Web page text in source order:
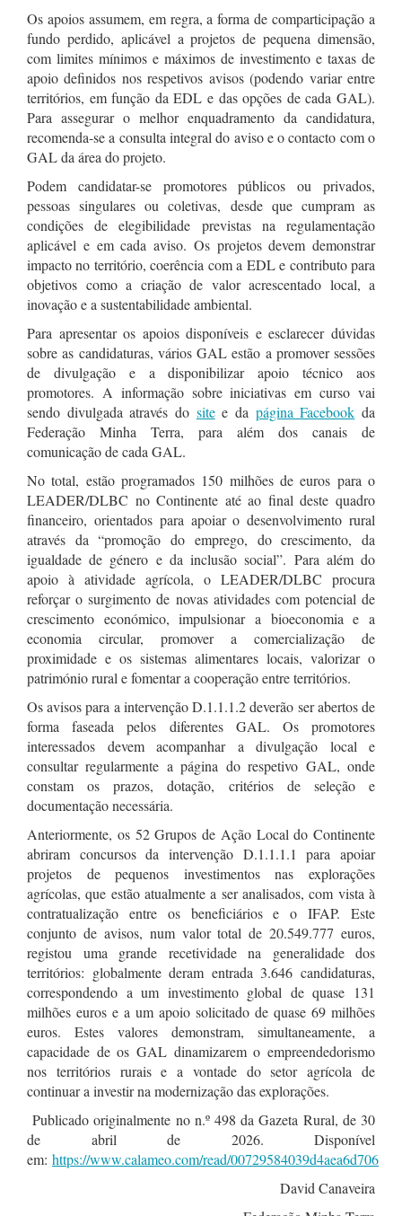
Os apoios assumem, em regra, a forma de comparticipação a
fundo perdido, aplicável a projetos de pequena dimensão,
com limites mínimos e máximos de investimento e taxas de
apoio definidos nos respetivos avisos (podendo variar entre
territórios, em função da EDL e das opções de cada GAL).
Para assegurar o melhor enquadramento da candidatura,
recomenda-se a consulta integral do aviso e o contacto com o
GAL da área do projeto.
Podem candidatar-se promotores públicos ou privados,
pessoas singulares ou coletivas, desde que cumpram as
condições de elegibilidade previstas na regulamentação
aplicável e em cada aviso. Os projetos devem demonstrar
impacto no território, coerência com a EDL e contributo para
objetivos como a criação de valor acrescentado local, a
inovação e a sustentabilidade ambiental.
Para apresentar os apoios disponíveis e esclarecer dúvidas
sobre as candidaturas, vários GAL estão a promover sessões
de divulgação e a disponibilizar apoio técnico aos
promotores. A informação sobre iniciativas em curso vai
sendo divulgada através do sitee da página Facebook da
Federação Minha Terra, para além dos canais de
comunicação de cada GAL.
No total, estão programados 150 milhões de euros para o
LEADER/DLBC no Continente até ao final deste quadro
financeiro, orientados para apoiar o desenvolvimento rural
através da “promoção do emprego, do crescimento, da
igualdade de género e da inclusão social”. Para além do
apoio à atividade agrícola, o LEADER/DLBC procura
reforçar o surgimento de novas atividades com potencial de
crescimento económico, impulsionar a bioeconomia e a
economia circular, promover a comercialização de
proximidade e os sistemas alimentares locais, valorizar o
património rural e fomentar a cooperação entre territórios.
Os avisos para a intervenção D.1.1.1.2 deverão ser abertos de
forma faseada pelos diferentes GAL. Os promotores
interessados devem acompanhar a divulgação local e
consultar regularmente a página do respetivo GAL, onde
constam os prazos, dotação, critérios de seleção e
documentação necessária.
Anteriormente, os 52 Grupos de Ação Local do Continente
abriram concursos da intervenção D.1.1.1.1 para apoiar
projetos de pequenos investimentos nas explorações
agrícolas, que estão atualmente a ser analisados, com vista à
contratualização entre os beneficiários e o IFAP. Este
conjunto de avisos, num valor total de 20.549.777 euros,
registou uma grande recetividade na generalidade dos
territórios: globalmente deram entrada 3.646 candidaturas,
correspondendo a um investimento global de quase 131
milhões euros e a um apoio solicitado de quase 69 milhões
euros. Estes valores demonstram, simultaneamente, a
capacidade de os GAL dinamizarem o empreendedorismo
nos territórios rurais e a vontade do setor agrícola de
continuar a investir na modernização das explorações.
Publicado originalmente no n.º 498 da Gazeta Rural, de 30
de abril de 2026. Disponível
em: https://www.calameo.com/read/00729584039d4aea6d706
David Canaveira